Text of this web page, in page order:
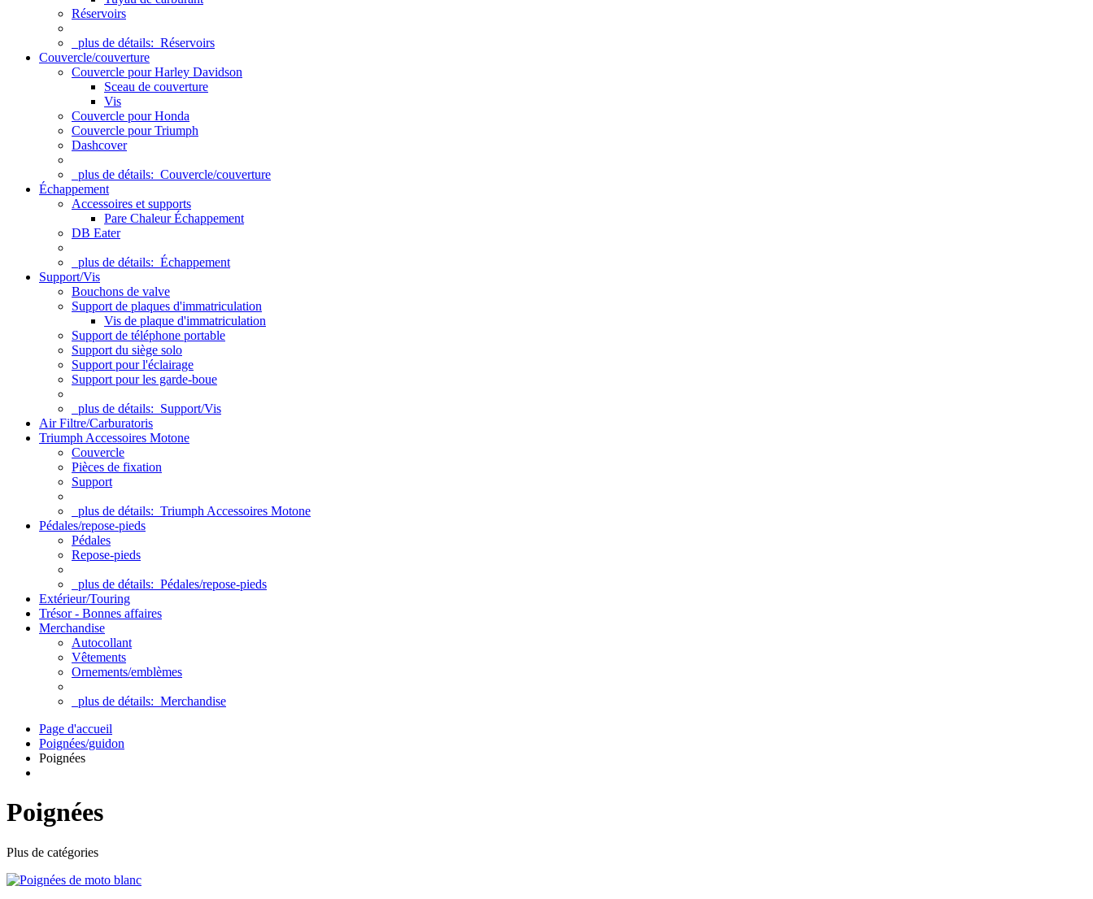
Réservoirs
plus de détails: Réservoirs
Couvercle/couverture
Couvercle pour Harley Davidson
Sceau de couverture
Vis
Couvercle pour Honda
Couvercle pour Triumph
Dashcover
plus de détails: Couvercle/couverture
Échappement
Accessoires et supports
Pare Chaleur Échappement
DB Eater
plus de détails: Échappement
Support/Vis
Bouchons de valve
Support de plaques d'immatriculation
Vis de plaque d'immatriculation
Support de téléphone portable
Support du siège solo
Support pour l'éclairage
Support pour les garde-boue
plus de détails: Support/Vis
Air Filtre/Carburatoris
Triumph Accessoires Motone
Couvercle
Pièces de fixation
Support
plus de détails: Triumph Accessoires Motone
Pédales/repose-pieds
Pédales
Repose-pieds
plus de détails: Pédales/repose-pieds
Extérieur/Touring
Trésor - Bonnes affaires
Merchandise
Autocollant
Vêtements
Ornements/emblèmes
plus de détails: Merchandise
Page d'accueil
Poignées/guidon
Poignées
Poignées
Plus de catégories